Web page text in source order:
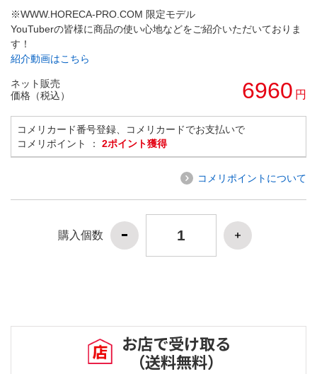
※WWW.HORECA-PRO.COM 限定モデル
YouTuberの皆様に商品の使い心地などをご紹介いただいておりま
す！
紹介動画はこちら
ネット販売
価格（税込）
6960 円
コメリカード番号登録、コメリカードでお支払いで
コメリポイント ： 2ポイント獲得
コメリポイントについて
購入個数
お店で受け取る
（送料無料）